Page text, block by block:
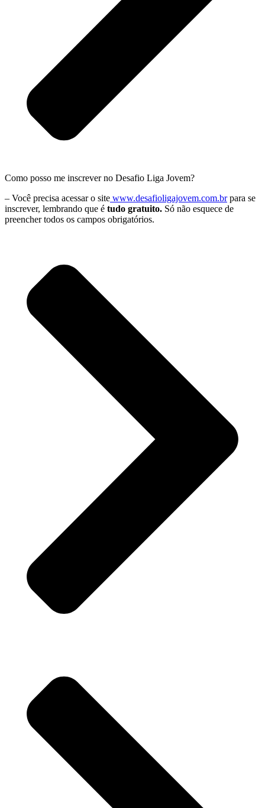
Como posso me inscrever no Desafio Liga Jovem?
– Você precisa acessar o site www.desafioligajovem.com.brpara se
inscrever, lembrando que é tudo gratuito. Só não esquece de
preencher todos os campos obrigatórios.